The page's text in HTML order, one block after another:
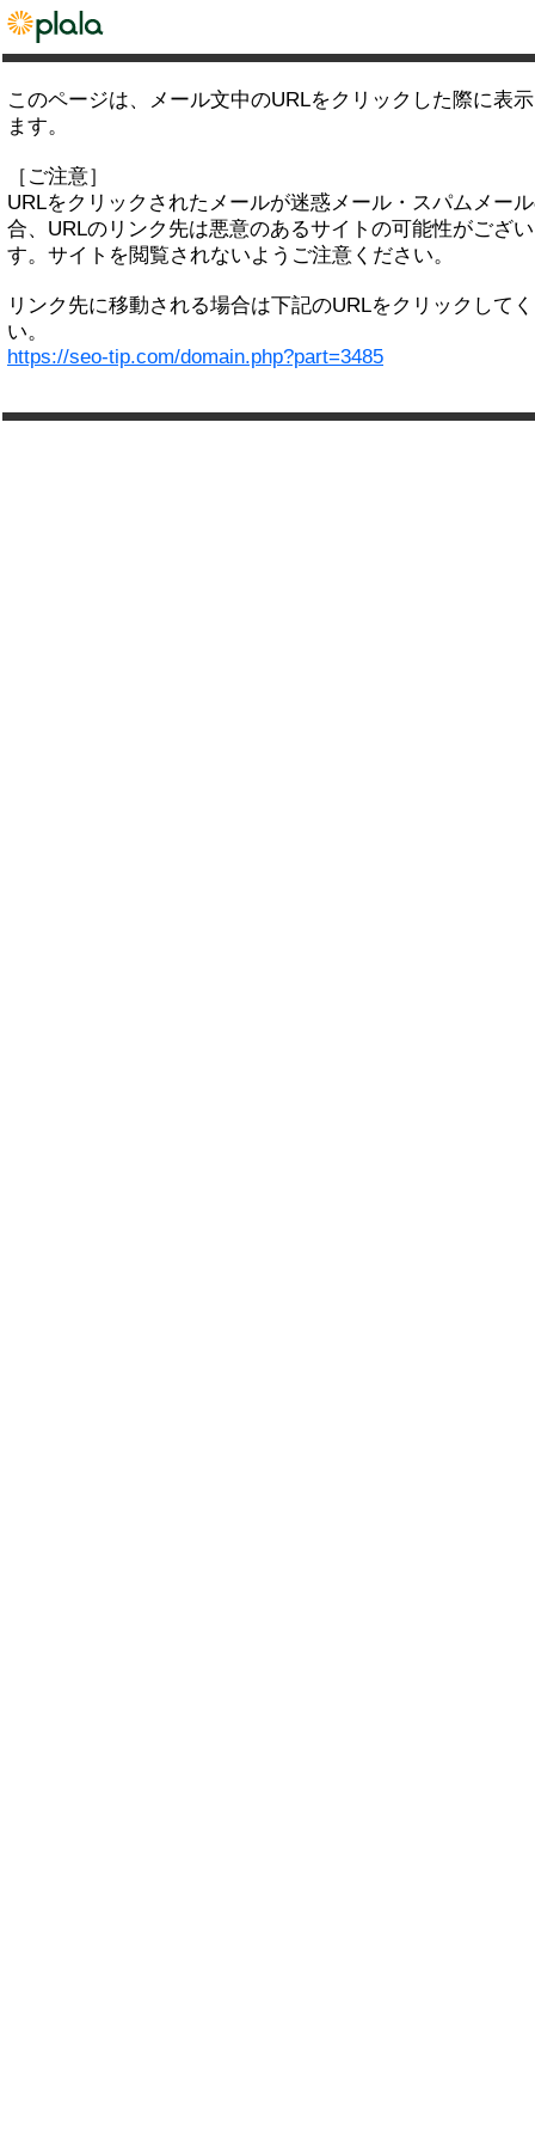
このページは、メール文中のURLをクリックした際に表
ます。
［ご注意］
URLをクリックされたメールが迷惑メール・スパムメー
合、URLのリンク先は悪意のあるサイトの可能性がござ
す。サイトを閲覧されないようご注意ください。
リンク先に移動される場合は下記のURLをクリックして
い。
https://seo-tip.com/domain.php?part=3485